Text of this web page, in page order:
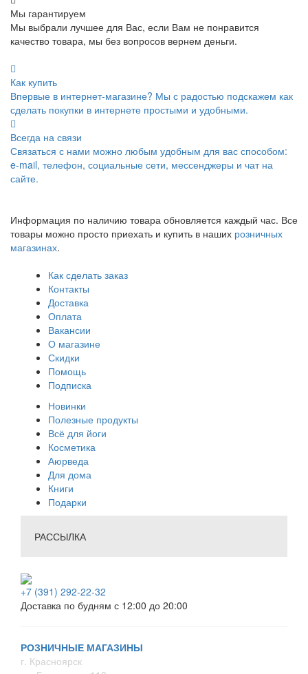
Мы гарантируем
Мы выбрали лучшее для Вас, если Вам не понравится
качество товара, мы без вопросов вернем деньги.
Как купить
Впервые в интернет-магазине? Мы с радостью подскажем как
сделать покупки в интернете простыми и удобными.
Всегда на связи
Связаться с нами можно любым удобным для вас способом:
e-mail, телефон, социальные сети, мессенджеры и чат на
сайте.
Информация по наличию товара обновляется каждый час. Все
товары можно просто приехать и купить в наших розничных
магазинах.
Как сделать заказ
Контакты
Доставка
Оплата
Вакансии
О магазине
Скидки
Помощь
Подписка
Новинки
Полезные продукты
Всё для йоги
Косметика
Аюрведа
Для дома
Книги
Подарки
РАССЫЛКА
+7 (391) 292-22-32
Доставка по будням с 12:00 до 20:00
РОЗНИЧНЫЕ МАГАЗИНЫ
г. Красноярск